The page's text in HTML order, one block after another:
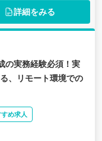
詳細をみる
の実務経験必須！実
、リモート環境での
め求人